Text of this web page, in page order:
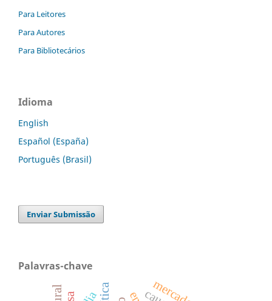
Para Leitores
Para Autores
Para Bibliotecários
Idioma
English
Español (España)
Português (Brasil)
Enviar Submissão
Palavras-chave